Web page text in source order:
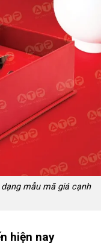
mẫu mã giá cạnh
hiện nay